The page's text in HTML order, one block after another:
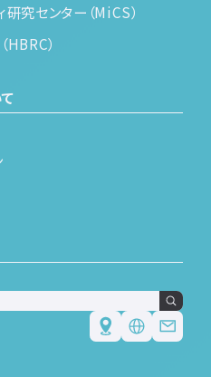
究センター（MiCS）
）